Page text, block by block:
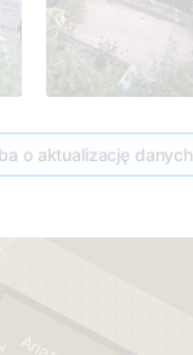
o aktualizację danych